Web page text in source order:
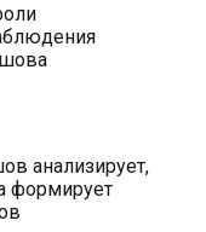
анализирует,
формирует